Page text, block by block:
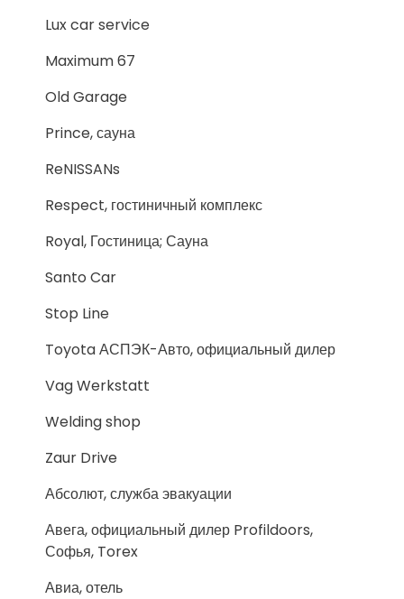
Lux car service
Maximum 67
Old Garage
Prince, сауна
ReNISSANs
Respect, гостиничный комплекс
Royal, Гостиница; Сауна
Santo Car
Stop Line
Toyota АСПЭК-Авто, официальный дилер
Vag Werkstatt
Welding shop
Zaur Drive
Абсолют, служба эвакуации
Авега, официальный дилер Profildoors,
Софья, Torex
Авиа, отель